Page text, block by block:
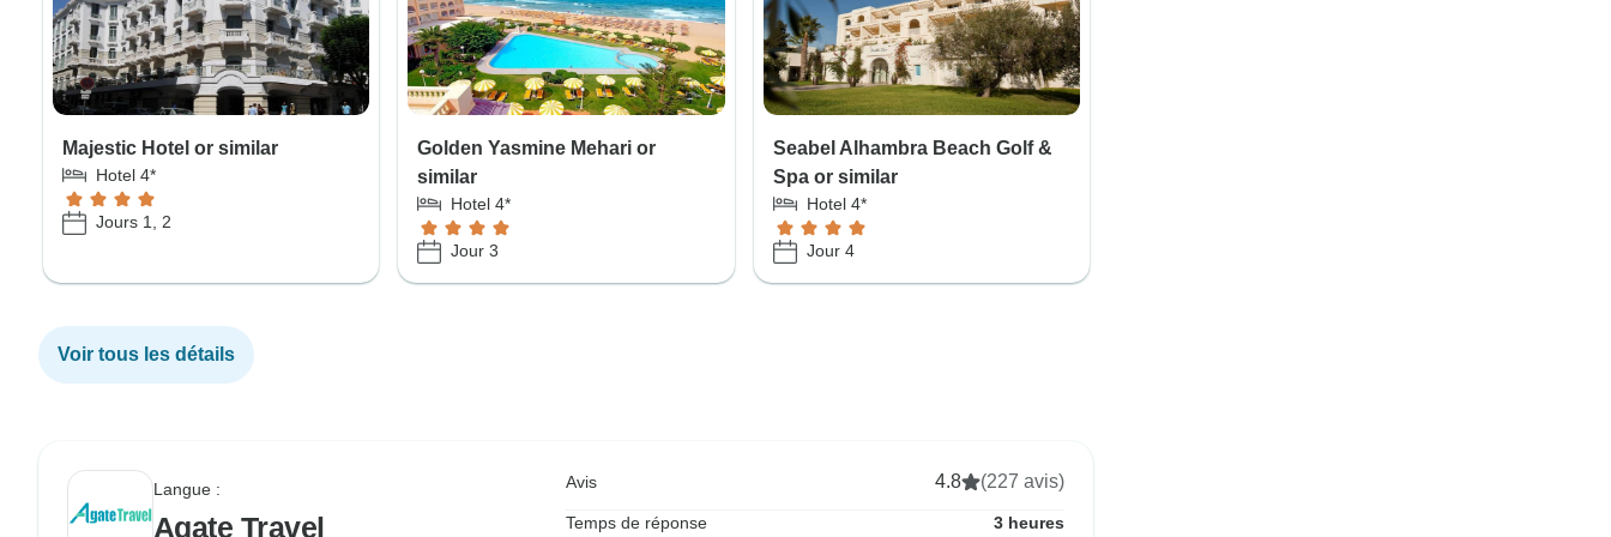
Majestic Hotel or similar
Hotel 4*
Jours 1, 2
Golden Yasmine Mehari or
similar
Hotel 4*
Jour 3
Seabel Alhambra Beach Golf &
Spa or similar
Hotel 4*
Jour 4
Voir tous les détails
Langue :
Agate Travel
Avis 4.8 (227 avis)
Temps de réponse 3 heures